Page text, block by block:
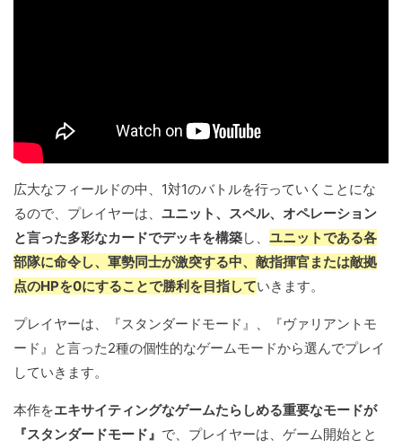
広大なフィールドの中、1対1のバトルを行っていくことにな
るので、プレイヤーは、 ユニット、スペル、オペレーション
と言った多彩なカードでデッキを構築し、 ユニットである各
部隊に命令し、軍勢同士が激突する中、敵指揮官または敵拠
点のHPを0にすることで勝利を目指していきます。
プレイヤーは、『スタンダードモード』、『ヴァリアントモ
ード』と言った2種の個性的なゲームモードから選んでプレイ
していきます。
本作をエキサイティングなゲームたらしめる重要なモードが
『スタンダードモード』 で、プレイヤーは、ゲーム開始とと